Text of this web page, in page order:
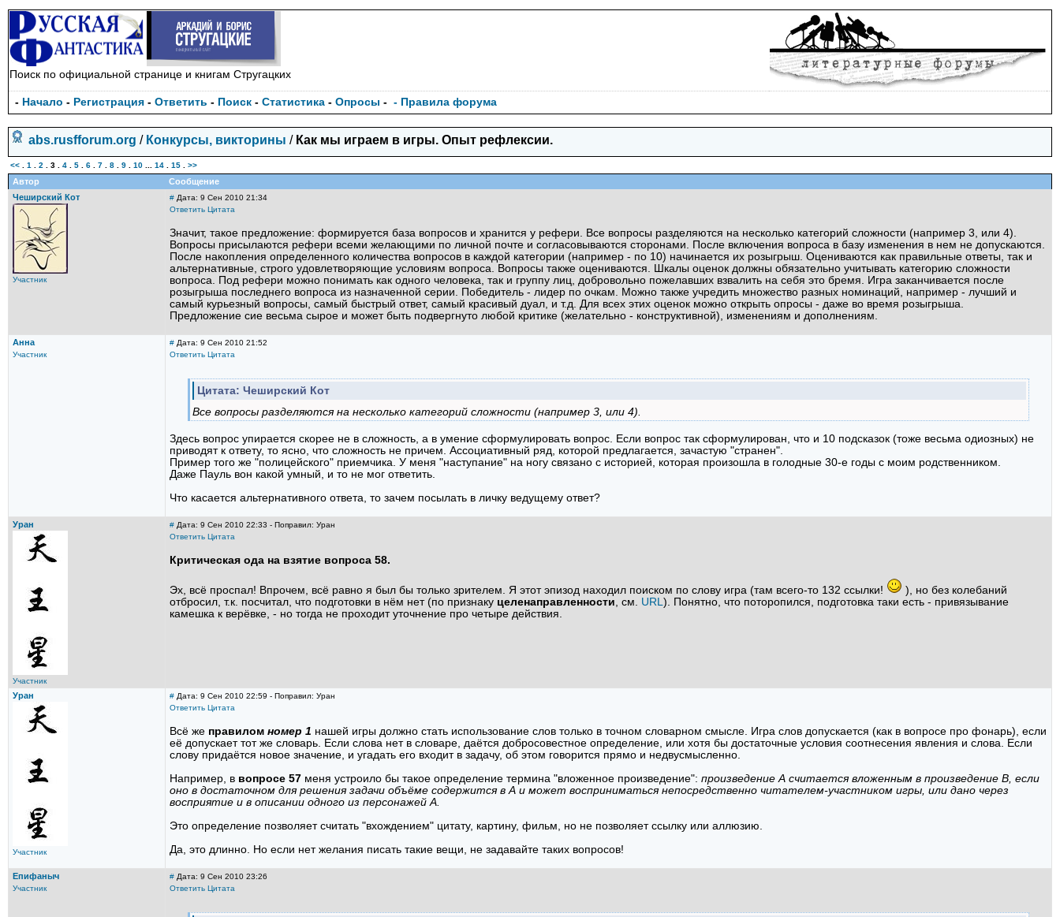
Поиск по официальной странице и книгам Стругацких
- Начало - Регистрация - Ответить - Поиск - Статистика - Опросы - - Правила форума
abs.rusfforum.org / Конкурсы, викторины / Как мы играем в игры. Опыт рефлексии.
<< 1 2 3 4 5 6 7 8 9 10 14 15 >>
Автор
Сообщение
Чеширский Кот
Участник
# Дата: 9 Сен 2010 21:34
Ответить Цитата
Значит, такое предложение: формируется база вопросов и хранится у рефери. Все вопросы разделяются на несколько категорий сложности (например 3, или 4).
Вопросы присылаются рефери всеми желающими по личной почте и согласовываются сторонами. После включения вопроса в базу изменения в нем не допускаются.
После накопления определенного количества вопросов в каждой категории (например - по 10) начинается их розыгрыш. Оцениваются как правильные ответы, так и
альтернативные, строго удовлетворяющие условиям вопроса. Вопросы также оцениваются. Шкалы оценок должны обязательно учитывать категорию сложности
вопроса. Под рефери можно понимать как одного человека, так и группу лиц, добровольно пожелавших взвалить на себя это бремя. Игра заканчивается после
розыгрыша последнего вопроса из назначенной серии. Победитель - лидер по очкам. Можно также учредить множество разных номинаций, например - лучший и
самый курьезный вопросы, самый быстрый ответ, самый красивый дуал, и т.д. Для всех этих оценок можно открыть опросы - даже во время розыгрыша.
Предложение сие весьма сырое и может быть подвергнуто любой критике (желательно - конструктивной), изменениям и дополнениям.
Анна
Участник
# Дата: 9 Сен 2010 21:52
Ответить Цитата
Цитата: Чеширский Кот
Все вопросы разделяются на несколько категорий сложности (например 3, или 4).
Здесь вопрос упирается скорее не в сложность, а в умение сформулировать вопрос. Если вопрос так сформулирован, что и 10 подсказок (тоже весьма одиозных) не
приводят к ответу, то ясно, что сложность не причем. Ассоциативный ряд, которой предлагается, зачастую "странен".
Пример того же "полицейского" приемчика. У меня "наступание" на ногу связано с историей, которая произошла в голодные 30-е годы с моим родственником.
Даже Пауль вон какой умный, и то не мог ответить.
Что касается альтернативного ответа, то зачем посылать в личку ведущему ответ?
Уран
Участник
# Дата: 9 Сен 2010 22:33 - Поправил: Уран
Ответить Цитата
Критическая ода на взятие вопроса 58.
Эх, всё проспал! Впрочем, всё равно я был бы только зрителем. Я этот эпизод находил поиском по слову игра (там всего-то 132 ссылки!
), но без колебаний
отбросил, т.к. посчитал, что подготовки в нём нет (по признаку целенаправленности , см. URL ). Понятно, что поторопился, подготовка таки есть - привязывание
камешка к верёвке, - но тогда не проходит уточнение про четыре действия.
Уран
Участник
# Дата: 9 Сен 2010 22:59 - Поправил: Уран
Ответить Цитата
Всё же правилом номер 1 нашей игры должно стать использование слов только в точном словарном смысле. Игра слов допускается (как в вопросе про фонарь), если
её допускает тот же словарь. Если слова нет в словаре, даётся добросовестное определение, или хотя бы достаточные условия соотнесения явления и слова. Если
слову придаётся новое значение, и угадать его входит в задачу, об этом говорится прямо и недвусмысленно.
Например, в вопросе 57 меня устроило бы такое определение термина "вложенное произведение": произведение А считается вложенным в произведение В, если
оно в достаточном для решения задачи объёме содержится в А и может восприниматься непосредственно читателем-участником игры, или дано через
восприятие и в описании одного из персонажей А.
Это определение позволяет считать "вхождением" цитату, картину, фильм, но не позволяет ссылку или аллюзию.
Да, это длинно. Но если нет желания писать такие вещи, не задавайте таких вопросов!
Епифаныч
Участник
# Дата: 9 Сен 2010 23:26
Ответить Цитата